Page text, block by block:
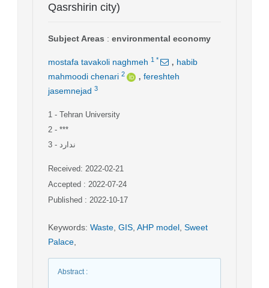
Qasrshirin city)
Subject Areas : environmental economy
mostafa tavakoli naghmeh 1 * , habib
mahmoodi chenari 2 , fereshteh
jasemnejad 3
1 - Tehran University
2 - ***
3
- ندارد
Received: 2022-02-21
Accepted : 2022-07-24
Published : 2022-10-17
Keywords: Waste GIS AHP model Sweet
Palace
Abstract: